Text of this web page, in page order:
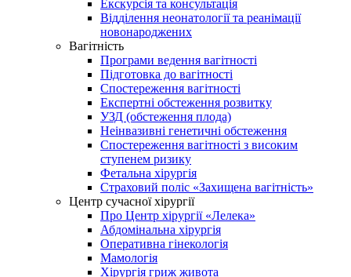
Екскурсія та консультація
Відділення неонатології та реанімації
новонароджених
Вагітність
Програми ведення вагітності
Підготовка до вагітності
Спостереження вагітності
Експертні обстеження розвитку
УЗД (обстеження плода)
Неінвазивні генетичні обстеження
Спостереження вагітності з високим
ступенем ризику
Фетальна хірургія
Страховий поліс «Захищена вагітність»
Центр сучасної хірургії
Про Центр хірургії «Лелека»
Абдомінальна хірургія
Оперативна гінекологія
Мамологія
Хірургія гриж живота